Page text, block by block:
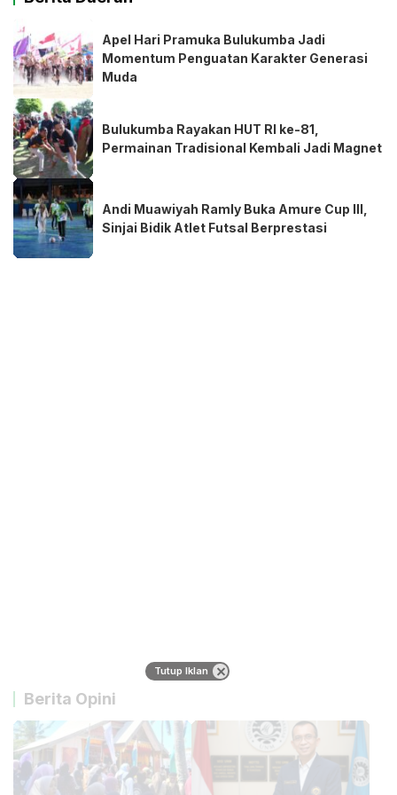
Apel Hari Pramuka Bulukumba Jadi
Momentum Penguatan Karakter Generasi
Muda
Bulukumba Rayakan HUT RI ke-81,
Permainan Tradisional Kembali Jadi Magnet
Andi Muawiyah Ramly Buka Amure Cup III,
Sinjai Bidik Atlet Futsal Berprestasi
Berita Opini
Tutup Iklan